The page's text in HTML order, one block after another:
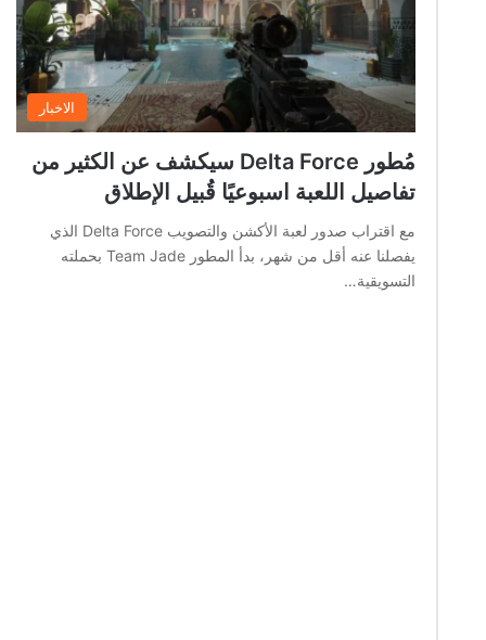
الاخبار
مُطور Delta Force سيكشف عن الكثير من
تفاصيل اللعبة اسبوعيًا قُبيل الإطلاق
مع اقتراب صدور لعبة الأكشن والتصويب Delta Force الذي
يفصلنا عنه أقل من شهر، بدأ المطور Team Jade بحملته
التسويقية…